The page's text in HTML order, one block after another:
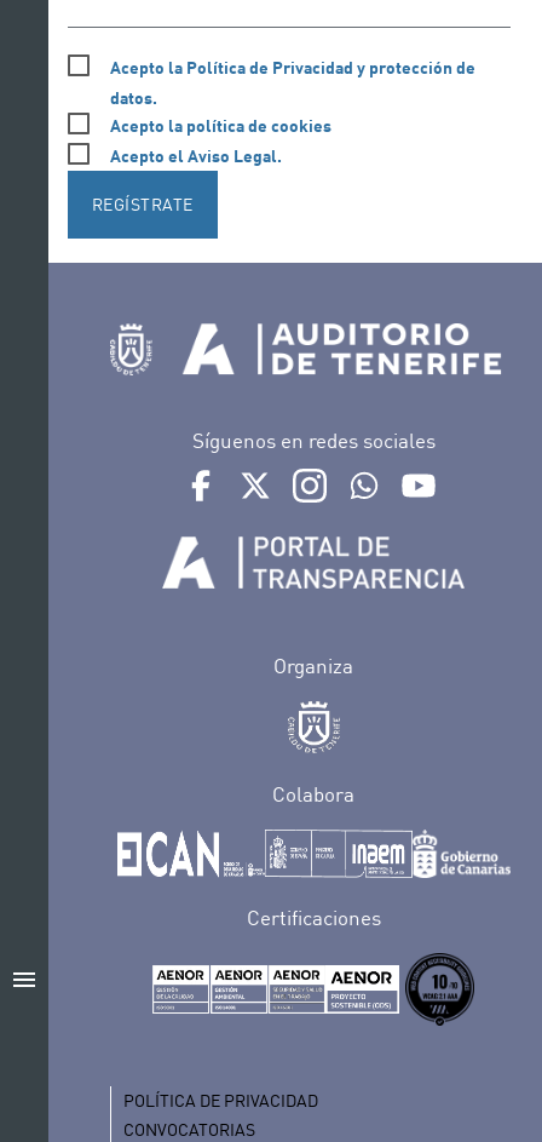
menu
Acepto la Política de Privacidad y protección de
datos.
Acepto la política de cookies
Acepto el Aviso Legal.
REGÍSTRATE
Síguenos en redes sociales
Ir a perfil de Auditorio de Tenerife en
Ir a perfil de Auditorio de Tenerife
Ir a perfil de Auditorio de
Ir al Boletín
Organiza
Colabora
Certificaciones
POLÍTICA DE PRIVACIDAD
CONVOCATORIAS